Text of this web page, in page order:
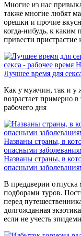
Многие из нас
также многие любят
орешки и прочие
когда-нибудь, к каким
привести пристрастие
секса - рабочее время
Лучшее время для
Как у мужчин, так и у
возрастает примерно
рабочего дня
Названы страны, в
опасными
Названы страны, в
опасными
В преддверии
подборами туров.
перед
долгожданная
если не учесть